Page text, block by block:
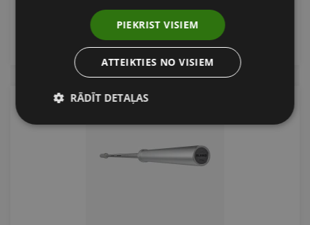
pievienot grozam
PIEKRIST VISIEM
ATTEIKTIES NO VISIEM
RĀDĪT DETAĻAS